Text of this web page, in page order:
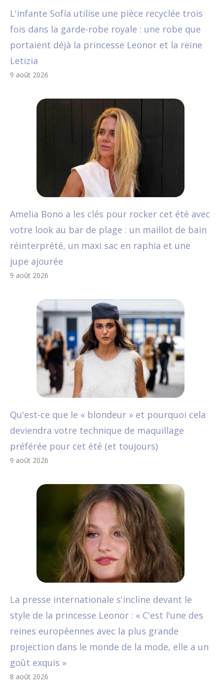
L'infante Sofía utilise une pièce recyclée trois
fois dans la garde-robe royale : une robe que
portaient déjà la princesse Leonor et la reine
Letizia
9 août 2026
Amelia Bono a les clés pour rocker cet été avec
votre look au bar de plage : un maillot de bain
réinterprété, un maxi sac en raphia et une
jupe ajourée
9 août 2026
Qu'est-ce que le « blondeur » et pourquoi cela
deviendra votre technique de maquillage
préférée pour cet été (et toujours)
9 août 2026
La presse internationale s'incline devant le
style de la princesse Leonor : « C'est l'une des
reines européennes avec la plus grande
projection dans le monde de la mode, elle a un
goût exquis »
8 août 2026